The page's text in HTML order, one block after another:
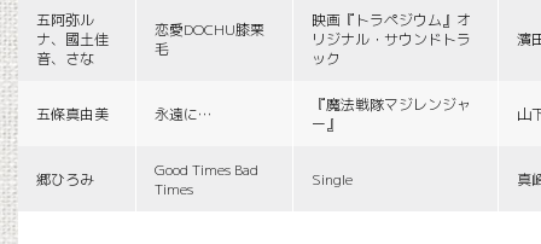
五阿弥ル
ナ、國土佳
音、さな
恋愛DOCHU膝栗
毛
映画『トラペジウム』オ
リジナル・サウンドトラ
ック
濱
五條真由美 永遠に…
『魔法戦隊マジレンジャ
ー』
山
郷ひろみ
Good Times Bad
Times
Single 真